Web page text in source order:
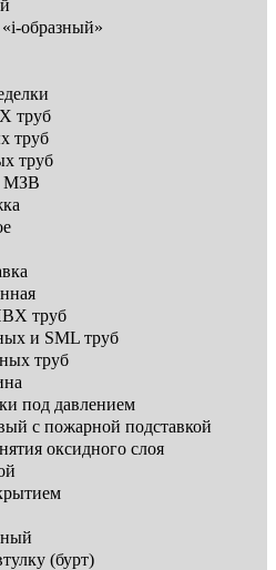
образный»
труб
труб
труб
МЗВ
труб
и SML труб
труб
под давлением
с пожарной подставкой
оксидного слоя
(бурт)